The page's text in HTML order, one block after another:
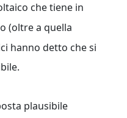
che tiene in
(oltre a quella
hanno detto che si
plausibile